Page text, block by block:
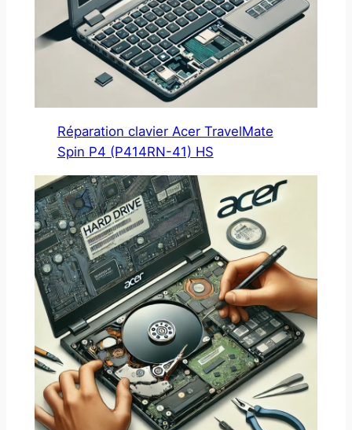
Réparation clavier Acer TravelMate
Spin P4 (P414RN-41) HS